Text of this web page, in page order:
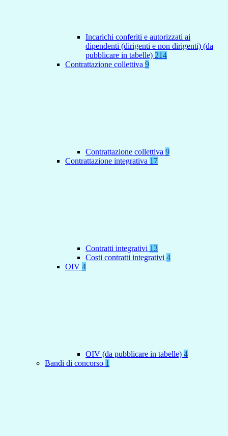
Incarichi conferiti e autorizzati ai
dipendenti (dirigenti e non dirigenti) (da
pubblicare in tabelle) 214
Contrattazione collettiva 9
Contrattazione collettiva 9
Contrattazione integrativa 17
Contratti integrativi 13
Costi contratti integrativi 4
OIV 4
OIV (da pubblicare in tabelle) 4
Bandi di concorso 1